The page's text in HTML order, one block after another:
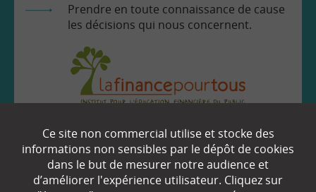
Prendre en toute connaissance de cause
les décisions qui nous concernent.
EN SAVOIR
Qui sommes-nous ?
Ce site non commercial utilise et stocke des
informations non sensibles par le dépôt de cookies
dans le but de mesurer notre audience et
d’améliorer l'expérience utilisateur. Cliquez sur